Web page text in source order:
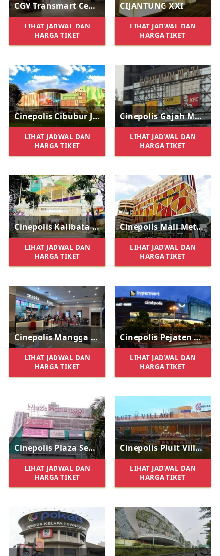
CGV Transmart Cempaka Putih
LIHAT JADWAL DAN
HARGA TIKET
CIJANTUNG XXI
LIHAT JADWAL DAN
HARGA TIKET
Cinepolis Cibubur Junction
LIHAT JADWAL DAN
HARGA TIKET
Cinepolis Gajah Mada Plaza
LIHAT JADWAL DAN
HARGA TIKET
Cinepolis Kalibata City Square
LIHAT JADWAL DAN
HARGA TIKET
Cinepolis Mall Metro Kebayoran
LIHAT JADWAL DAN
HARGA TIKET
Cinepolis Mangga Dua Square
LIHAT JADWAL DAN
HARGA TIKET
Cinepolis Pejaten Village
LIHAT JADWAL DAN
HARGA TIKET
Cinepolis Plaza Semanggi
LIHAT JADWAL DAN
HARGA TIKET
Cinepolis Pluit Village
LIHAT JADWAL DAN
HARGA TIKET